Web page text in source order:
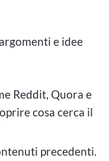
e idee
Reddit, Quora e
cosa cerca il
precedenti.